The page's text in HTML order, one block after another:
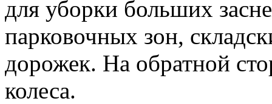
для уборки больших
парковочных зон,
дорожек. На обратной
колеса.